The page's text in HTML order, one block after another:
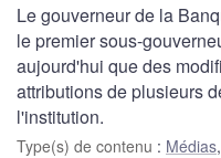
Le gouverneur de la
le premier sous-
aujourd'hui que des
attributions de plusieurs
l'institution.
Type(s) de contenu : Médias,